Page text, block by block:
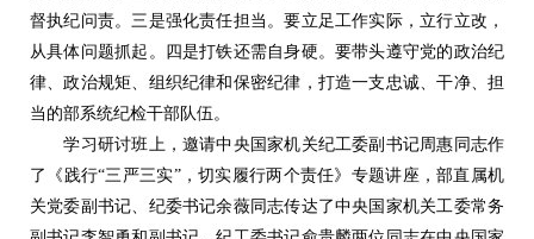
督执纪问责。三是强化责任担当。要立足工作实际，立行立改，
从具体问题抓起。四是打铁还需自身硬。要带头遵守党的政治纪
律、政治规矩、组织纪律和保密纪律，打造一支忠诚、干净、担
当的部系统纪检干部队伍。
学习研讨班上，邀请中央国家机关纪工委副书记周惠同志作
了《践行“三严三实”，切实履行两个责任》专题讲座，部直属机
关党委副书记、纪委书记余薇同志传达了中央国家机关工委常务